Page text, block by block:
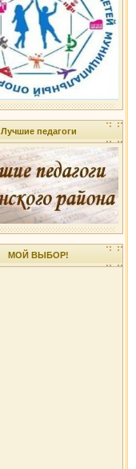
Лучшие педагоги
МОЙ ВЫБОР!